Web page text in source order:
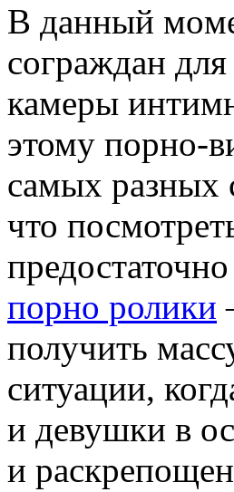
В дaнный
сограждан
камеры
этому порно-
самых разных
что
порно ролики
получить
ситуации,
и девушки в
и